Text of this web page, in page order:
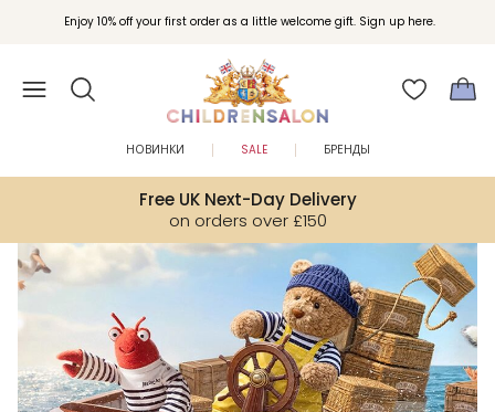
Enjoy 10% off your first order as a little welcome gift. Sign up here.
Вступайте в клуб Бонусы Childrensalon для эксклюзивных привилегий при
покупках.
Free UK Next-Day Delivery
on orders over £150
НОВИНКИ SALE БРЕНДЫ